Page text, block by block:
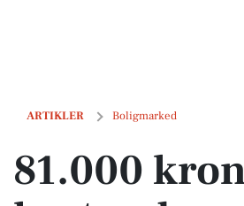
ARTIKLER Boligmarked
81.000 kroner koster den billigste
81.000